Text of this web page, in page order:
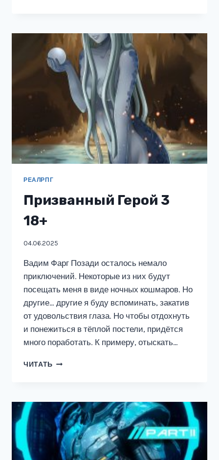
ЗЕМЛИ
РЕАЛРПГ
Призванный Герой 3
18+
04.06.2025
Вадим Фарг Позади осталось немало
приключений. Некоторые из них будут
посещать меня в виде ночных кошмаров. Но
другие… другие я буду вспоминать, закатив
от удовольствия глаза. Но чтобы отдохнуть
и понежиться в тёплой постели, придётся
много поработать. К примеру, отыскать…
ЧИТАТЬ ПРИЗВАННЫЙ